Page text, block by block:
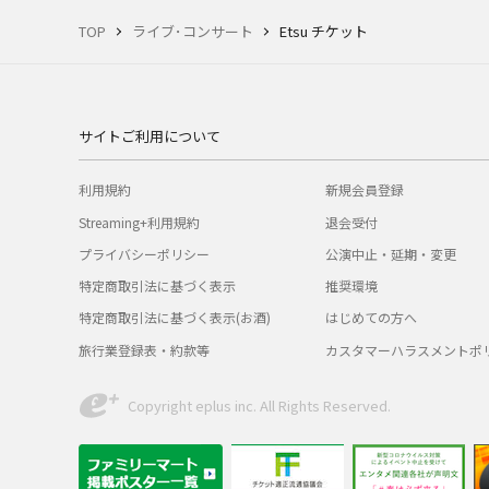
TOP ライブ･コンサート Etsu チケット
サイトご利用について
利用規約
Streaming+利用規約
プライバシーポリシー
特定商取引法に基づく表示
特定商取引法に基づく表示(お酒)
旅行業登録表・約款等
新規会員登録
退会受付
公演中止・延期・変更
推奨環境
はじめての方へ
カスタマーハラスメントポ
Copyright eplus inc. All Rights Reserved.